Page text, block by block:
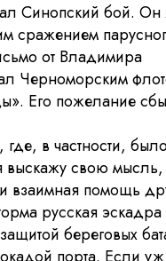
Синопский бой.
сражением
от Владимира
Черноморским
Его пожелание
в частности,
выскажу свою мысль,
взаимная помощь
русская
береговых